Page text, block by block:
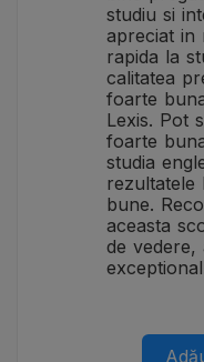
studiu si
apreciat in
rapida la
calitatea
foarte
Lexis. Pot
foarte
studia
rezultatele
bune.
aceasta
de